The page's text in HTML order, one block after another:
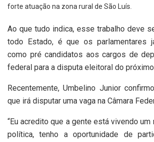
forte atuação na zona rural de São Luís.
Ao que tudo indica, esse trabalho deve
todo Estado, é que os parlamentares
como pré candidatos aos cargos de
federal para a disputa eleitoral do próximo
Recentemente, Umbelino Junior
que irá disputar uma vaga na Câmara
“Eu acredito que a gente está vivendo um
política, tenho a oportunidade de